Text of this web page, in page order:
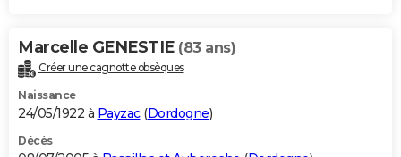
Marcelle GENESTIE (83 ans)
Créer une cagnotte obsèques
Naissance
24/05/1922 à Payzac(Dordogne)
Décès